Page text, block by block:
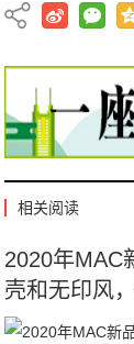
相关阅读
2020年MAC
壳和无印风